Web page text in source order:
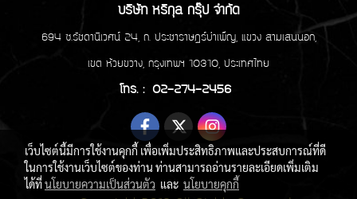
บริษัท หริกุล กรุ๊ป จำกัด
694 ซ.รัชดานิเวศน์ 24, ถ. ประชาราษฏร์บำเพ็ญ, แขวง สามเสนนอก,
เขต ห้วยขวาง, กรุงเทพฯ 10310, ประเทศไทย
โทร. : 02-274-2456
เว็บไซต์นี้มีการใช้งานคุกกี้ เพื่อเพิ่มประสิทธิภาพและประสบการณ์ที่ดี
ในการใช้งานเว็บไซต์ของท่าน ท่านสามารถอ่านรายละเอียดเพิ่มเติม
ได้ที่นโยบายความเป็นส่วนตัว และ นโยบายคุกกี้